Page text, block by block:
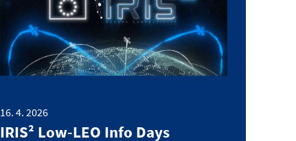
16. 4. 2026
IRIS² Low-LEO Info Days